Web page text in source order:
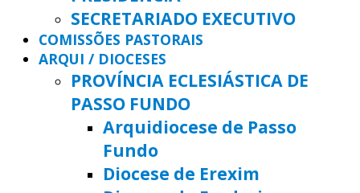
SECRETARIADO EXECUTIVO
COMISSÕES PASTORAIS
ARQUI / DIOCESES
PROVÍNCIA ECLESIÁSTICA DE
PASSO FUNDO
Arquidiocese de Passo
Fundo
Diocese de Erexim